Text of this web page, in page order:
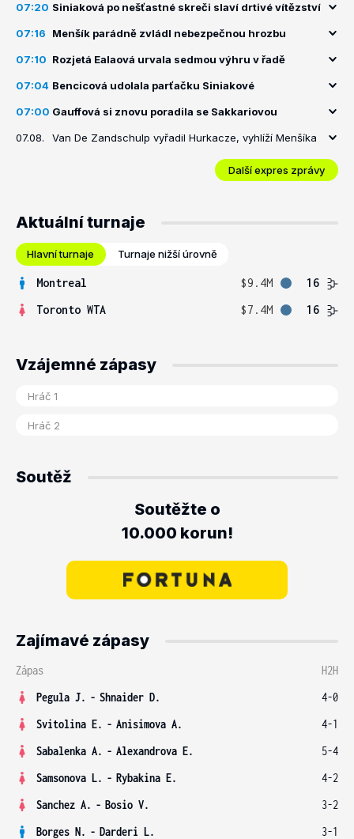
07:20 Siniaková po nešťastné skreči slaví drtivé vítězství
07:16 Menšík parádně zvládl nebezpečnou hrozbu
07:10 Rozjetá Ealaová urvala sedmou výhru v řadě
07:04 Bencicová udolala parťačku Siniakové
07:00 Gauffová si znovu poradila se Sakkariovou
07.08. Van De Zandschulp vyřadil Hurkacze, vyhlíží Menšíka
Další expres zprávy
Aktuální turnaje
Hlavní turnaje Turnaje nižší úrovně
Montreal $9.4M
16
Toronto WTA
$7.4M 16
Vzájemné zápasy
Soutěž
Soutěžte o
10.000 korun!
Zajímavé zápasy
Zápas
H2H
Pegula J. - Shnaider D.
4-0
Svitolina E. - Anisimova A.
4-1
Sabalenka A. - Alexandrova E.
5-4
Samsonova L. - Rybakina E.
4-2
Sanchez A. - Bosio V.
3-2
Borges N. - Darderi L. 3-1